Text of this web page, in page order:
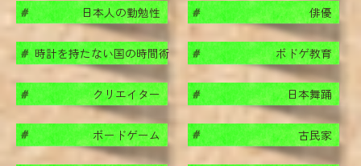
# 日本人の勤勉性 # 俳優
# 時計を持たない国の時間術 # ボドゲ教育
# クリエイター # 日本舞踊
# ボードゲーム # 古民家